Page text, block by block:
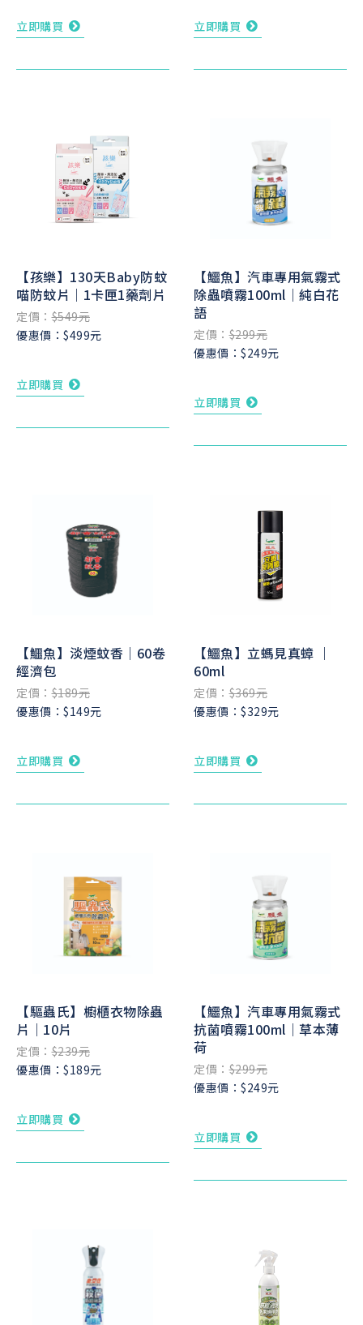
立即購買 立即購買
【孩樂】130天Baby防蚊
喵防蚊片｜1卡匣1藥劑片
定價：$549元
優惠價：$499元
立即購買
【鱷魚】汽車專用氣霧式
除蟲噴霧100ml｜純白花
語
定價：$299元
優惠價：$249元
立即購買
【鱷魚】淡煙蚊香｜60卷
經濟包
定價：$189元
優惠價：$149元
立即購買
【鱷魚】立螞見真蟑 ｜
60ml
定價：$369元
優惠價：$329元
立即購買
【驅蟲氏】櫥櫃衣物除蟲
片｜10片
定價：$239元
優惠價：$189元
立即購買
【鱷魚】汽車專用氣霧式
抗菌噴霧100ml｜草本薄
荷
定價：$299元
優惠價：$249元
立即購買